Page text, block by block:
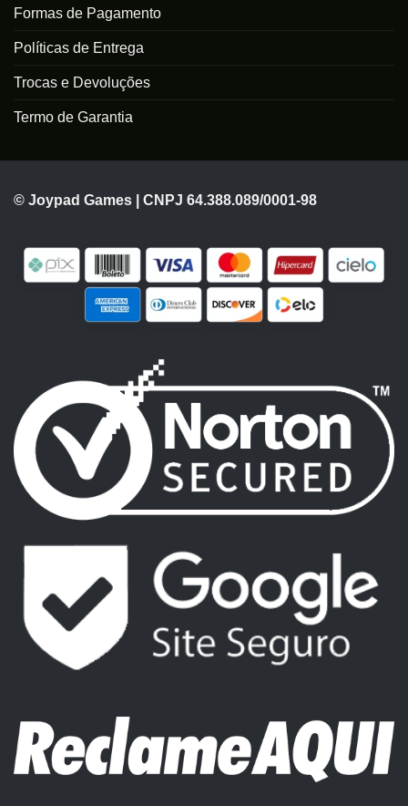
Formas de Pagamento
Políticas de Entrega
Trocas e Devoluções
Termo de Garantia
© Joypad Games | CNPJ 64.388.089/0001-98